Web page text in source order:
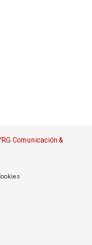
Comunicación &